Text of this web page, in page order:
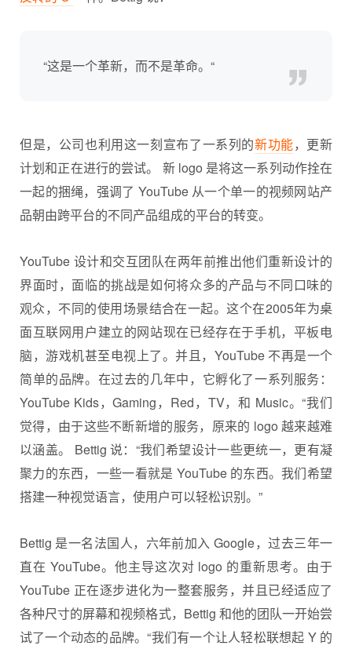
“这是一个革新，而不是革命。“
但是，公司也利用这一刻宣布了一系列的新功能，更新
计划和正在进行的尝试。 新 logo 是将这一系列动作拴在
一起的捆绳，强调了 YouTube 从一个单一的视频网站产
品朝由跨平台的不同产品组成的平台的转变。
YouTube 设计和交互团队在两年前推出他们重新设计的
界面时，面临的挑战是如何将众多的产品与不同口味的
观众，不同的使用场景结合在一起。这个在2005年为桌
面互联网用户建立的网站现在已经存在于手机，平板电
脑，游戏机甚至电视上了。并且，YouTube 不再是一个
简单的品牌。在过去的几年中，它孵化了一系列服务：
YouTube Kids，Gaming，Red，TV，和 Music。“我们
觉得，由于这些不断新增的服务，原来的 logo 越来越难
以涵盖。 Bettig 说：“我们希望设计一些更统一，更有凝
聚力的东西，一些一看就是 YouTube 的东西。我们希望
搭建一种视觉语言，使用户可以轻松识别。”
Bettig 是一名法国人，六年前加入 Google，过去三年一
直在 YouTube。他主导这次对 logo 的重新思考。由于
YouTube 正在逐步进化为一整套服务，并且已经适应了
各种尺寸的屏幕和视频格式，Bettig 和他的团队一开始尝
试了一个动态的品牌。“我们有一个让人轻松联想起 Y 的